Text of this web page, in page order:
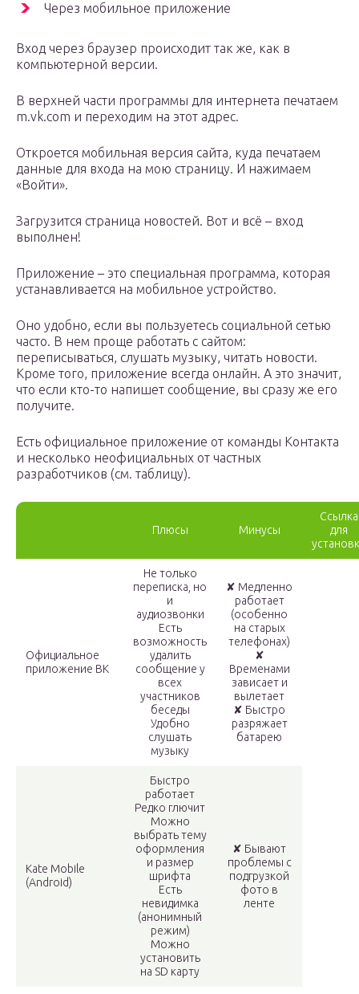
Через мобильное приложение
Вход через браузер происходит так же, как в
компьютерной версии.
В верхней части программы для интернета печатаем
m.vk.com и переходим на этот адрес.
Откроется мобильная версия сайта, куда печатаем
данные для входа на мою страницу. И нажимаем
«Войти».
Загрузится страница новостей. Вот и всё – вход
выполнен!
Приложение – это специальная программа, которая
устанавливается на мобильное устройство.
Оно удобно, если вы пользуетесь социальной сетью
часто. В нем проще работать с сайтом:
переписываться, слушать музыку, читать новости.
Кроме того, приложение всегда онлайн. А это значит,
что если кто-то напишет сообщение, вы сразу же его
получите.
Есть официальное приложение от команды Контакта
и несколько неофициальных от частных
разработчиков (см. таблицу).
Плюсы Минусы
Ссылка
для
Официальное
приложение ВК
Не только
переписка, но
и
аудиозвонки
Есть
возможность
удалить
сообщение у
всех
участников
беседы
Удобно
слушать
музыку
✘ Медленно
работает
(особенно
на старых
телефонах)
✘
Временами
зависает и
вылетает
✘ Быстро
разряжает
батарею
Kate Mobile
(Android)
Быстро
работает
Редко глючит
Можно
выбрать тему
оформления
и размер
шрифта
Есть
невидимка
(анонимный
режим)
Можно
установить
на SD карту
✘ Бывают
проблемы с
подгрузкой
фото в
ленте